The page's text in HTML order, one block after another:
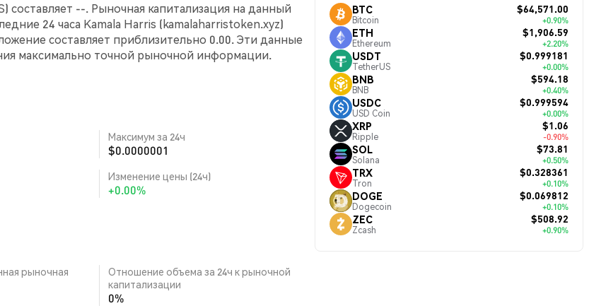
составляет --. Рыночная капитализация на данный
24 часа Kamala Harris (kamalaharristoken.xyz)
составляет приблизительно 0.00. Эти данные
максимально точной рыночной информации.
Максимум за 24ч
$0.0000001
Изменение цены (24ч)
+0.00%
рыночная
Отношение объема за 24ч к рыночной
капитализации
0%
BTC
Bitcoin
$64,571.00
+0.90%
ETH
Ethereum
$1,906.59
+2.20%
USDT
TetherUS
$0.999181
+0.00%
BNB
BNB
$594.18
+0.40%
USDC
USD Coin
$0.999594
+0.00%
XRP
Ripple
$1.06
-0.90%
SOL
Solana
$73.81
+0.50%
TRX
Tron
$0.328361
+0.10%
DOGE
Dogecoin
$0.069812
+0.10%
ZEC
Zcash
$508.92
+0.90%